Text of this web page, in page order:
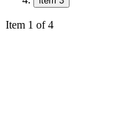
Item 1 of 4